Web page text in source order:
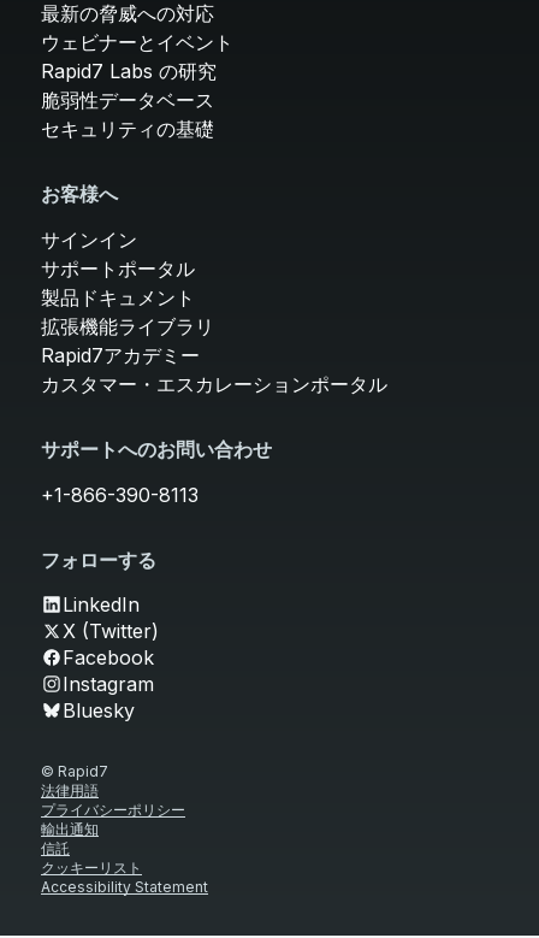
最新の脅威への対応
ウェビナーとイベント
Rapid7 Labs の研究
脆弱性データベース
セキュリティの基礎
お客様へ
サインイン
サポートポータル
製品ドキュメント
拡張機能ライブラリ
Rapid7アカデミー
カスタマー・エスカレーションポータル
サポートへのお問い合わせ
+1-866-390-8113
フォローする
LinkedIn
X (Twitter)
Facebook
Instagram
Bluesky
© Rapid7
法律用語
プライバシーポリシー
輸出通知
信託
クッキーリスト
Accessibility Statement